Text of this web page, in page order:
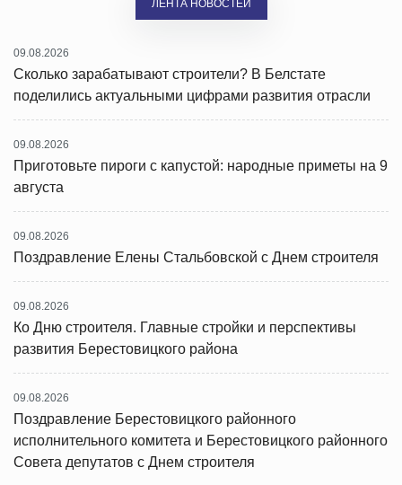
ЛЕНТА НОВОСТЕЙ
09.08.2026
Сколько зарабатывают строители? В Белстате
поделились актуальными цифрами развития отрасли
09.08.2026
Приготовьте пироги с капустой: народные приметы на 9
августа
09.08.2026
Поздравление Елены Стальбовской с Днем строителя
09.08.2026
Ко Дню строителя. Главные стройки и перспективы
развития Берестовицкого района
09.08.2026
Поздравление Берестовицкого районного
исполнительного комитета и Берестовицкого районного
Совета депутатов с Днем строителя